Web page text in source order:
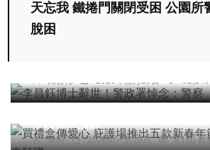
天忘我 鐵捲門關閉受困 公園所
脫困
專欄
高哲翰 2026年三月29日 92,140
社會 綜合新聞
買禮盒傳愛心 庇護場推出五款新春
陳明 2026年一月29日 9,160 觀
社會 農業 綜合新聞 旅遊